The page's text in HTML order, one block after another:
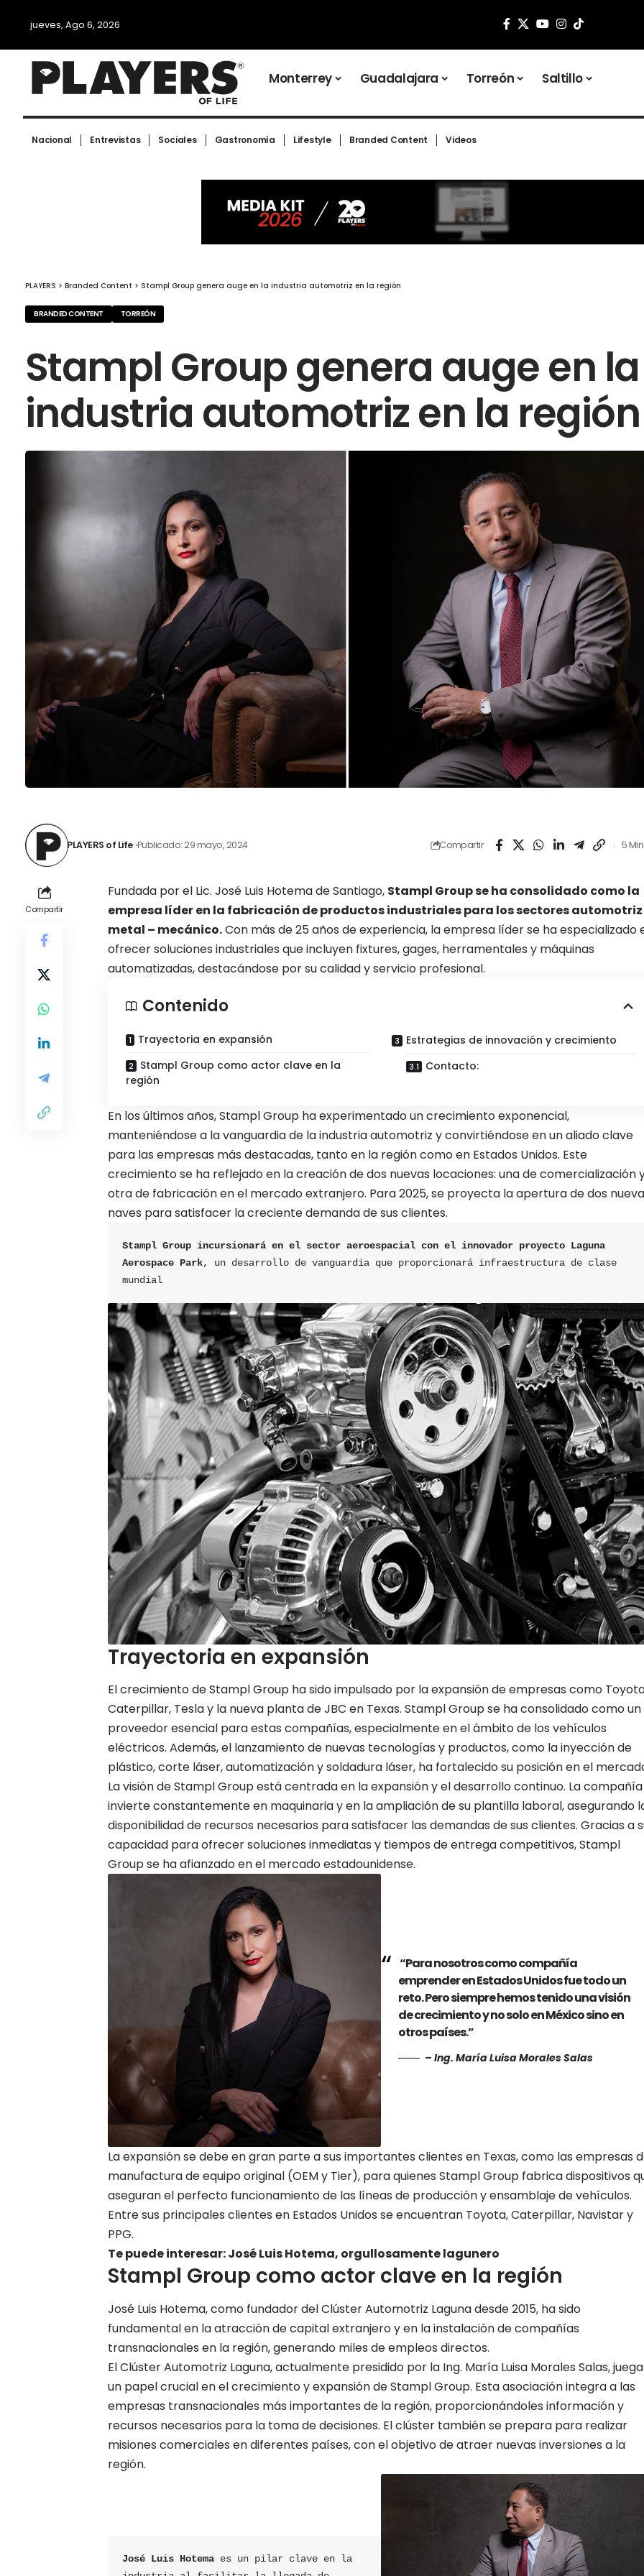
jueves, Ago 6, 2026
Monterrey Guadalajara Torreón Saltillo
Nacional Entrevistas Sociales Gastronomía Lifestyle Branded Content Videos
PLAYERS > Branded Content > Stampl Group genera auge en la industria automotriz en la región
BRANDED CONTENT TORREÓN
Stampl Group genera auge en la
industria automotriz en la región
PLAYERS of Life Publicado: 29 mayo, 2024 Compartir 5
Compartir
Fundada por el Lic. José Luis Hotema de Santiago, Stampl Group se ha consolidado como la
empresa líder en la fabricación de productos industriales para los sectores automotriz
metal – mecánico.Con más de 25 años de experiencia, la empresa líder se ha especializado
ofrecer soluciones industriales que incluyen fixtures, gages, herramentales y máquinas
automatizadas, destacándose por su calidad y servicio profesional.
Contenido
Trayectoria en expansión
Stampl Group como actor clave en la
región
Estrategias de innovación y crecimiento
Contacto:
En los últimos años, Stampl Group ha experimentado un crecimiento exponencial,
manteniéndose a la vanguardia de la industria automotriz y convirtiéndose en un aliado clave
para las empresas más destacadas, tanto en la región como en Estados Unidos. Este
crecimiento se ha reflejado en la creación de dos nuevas locaciones: una de comercialización
otra de fabricación en el mercado extranjero. Para 2025, se proyecta la apertura de dos
naves para satisfacer la creciente demanda de sus clientes.
Stampl Group incursionará en el sector aeroespacial con el innovador proyecto Laguna
Aerospace Park, un desarrollo de vanguardia que proporcionará infraestructura de clase
mundial
Trayectoria en expansión
El crecimiento de Stampl Group ha sido impulsado por la expansión de empresas como
Caterpillar, Tesla y la nueva planta de JBC en Texas. Stampl Group se ha consolidado como un
proveedor esencial para estas compañías, especialmente en el ámbito de los vehículos
eléctricos. Además, el lanzamiento de nuevas tecnologías y productos, como la inyección de
plástico, corte láser, automatización y soldadura láser, ha fortalecido su posición en el
La visión de Stampl Group está centrada en la expansión y el desarrollo continuo. La compañía
invierte constantemente en maquinaria y en la ampliación de su plantilla laboral, asegurando
disponibilidad de recursos necesarios para satisfacer las demandas de sus clientes. Gracias a
capacidad para ofrecer soluciones inmediatas y tiempos de entrega competitivos, Stampl
Group se ha afianzado en el mercado estadounidense.
“Para nosotros como compañía
emprender en Estados Unidos fue todo un
reto. Pero siempre hemos tenido una visión
de crecimiento y no solo en México sino en
otros países.”
– Ing. María Luisa Morales Salas
La expansión se debe en gran parte a sus importantes clientes en Texas, como las empresas
manufactura de equipo original (OEM y Tier), para quienes Stampl Group fabrica dispositivos
aseguran el perfecto funcionamiento de las líneas de producción y ensamblaje de vehículos.
Entre sus principales clientes en Estados Unidos se encuentran Toyota, Caterpillar, Navistar y
PPG.
Te puede interesar: José Luis Hotema, orgullosamente lagunero
Stampl Group como actor clave en la región
José Luis Hotema, como fundador del Clúster Automotriz Laguna desde 2015, ha sido
fundamental en la atracción de capital extranjero y en la instalación de compañías
transnacionales en la región, generando miles de empleos directos.
El Clúster Automotriz Laguna, actualmente presidido por la Ing. María Luisa Morales Salas, juega
un papel crucial en el crecimiento y expansión de Stampl Group. Esta asociación integra a las
empresas transnacionales más importantes de la región, proporcionándoles información y
recursos necesarios para la toma de decisiones. El clúster también se prepara para realizar
misiones comerciales en diferentes países, con el objetivo de atraer nuevas inversiones a la
región.
José Luis Hotema es un pilar clave en la